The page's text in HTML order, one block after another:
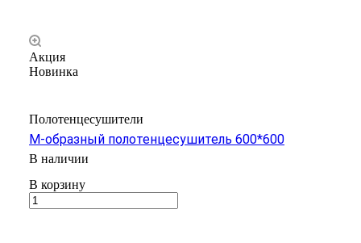
Акция
Новинка
Полотенцесушители
М-образный полотенцесушитель 600*600
В наличии
В корзину